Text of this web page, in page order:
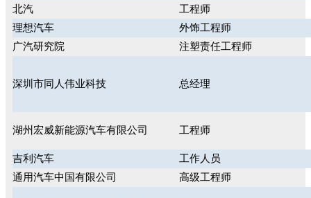
北汽
工程师
理想汽车
外饰工程师
广汽研究院
注塑责任工程师
深圳市同人伟业科技 总经理
湖州宏威新能源汽车有限公司 工程师
吉利汽车
工作人员
通用汽车中国有限公司
高级工程师